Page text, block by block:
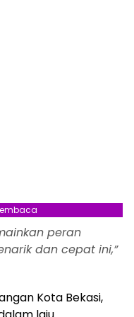
peran
dan cepat ini,”
Kota Bekasi,